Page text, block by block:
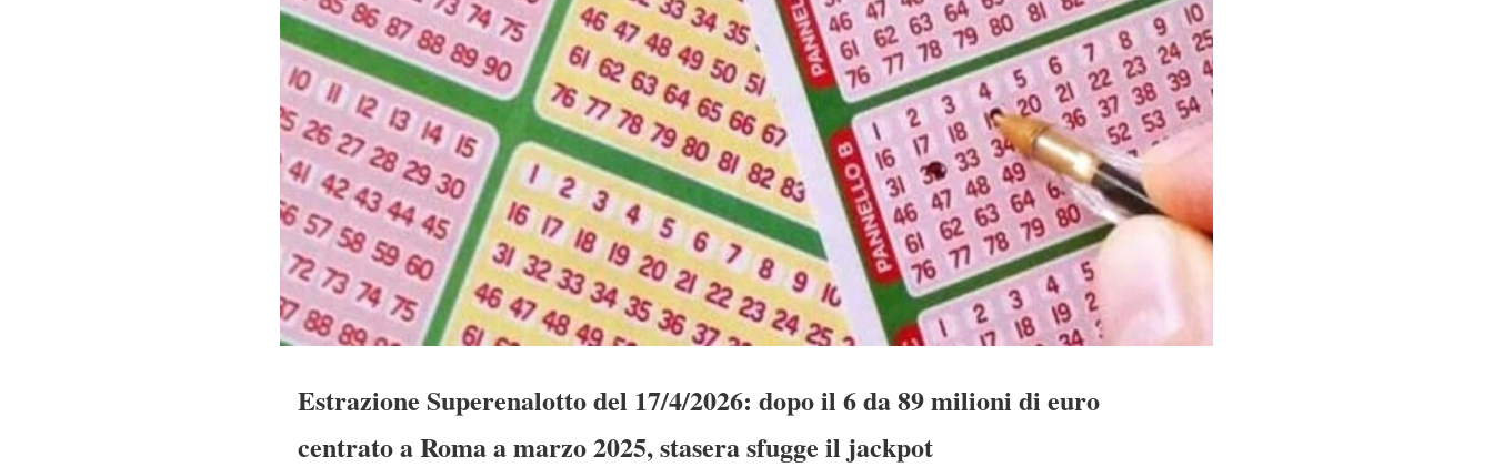
Estrazione Superenalotto del 17/4/2026: dopo il 6 da 89 milioni di euro
centrato a Roma a marzo 2025, stasera sfugge il jackpot